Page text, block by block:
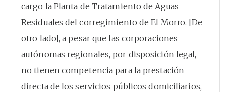
cargo la Planta de Tratamiento de Aguas
Residuales del corregimiento de El Morro. [De
otro lado], a pesar que las corporaciones
autónomas regionales, por disposición legal,
no tienen competencia para la prestación
directa de los servicios públicos domiciliarios,